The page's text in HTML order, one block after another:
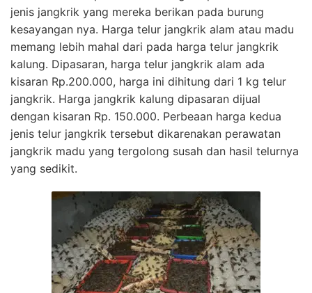
jenis jangkrik yang mereka berikan pada burung
kesayangan nya. Harga telur jangkrik alam atau madu
memang lebih mahal dari pada harga telur jangkrik
kalung. Dipasaran, harga telur jangkrik alam ada
kisaran Rp.200.000, harga ini dihitung dari 1 kg telur
jangkrik. Harga jangkrik kalung dipasaran dijual
dengan kisaran Rp. 150.000. Perbeaan harga kedua
jenis telur jangkrik tersebut dikarenakan perawatan
jangkrik madu yang tergolong susah dan hasil telurnya
yang sedikit.